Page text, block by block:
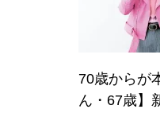
70歳からが
ん・67歳】